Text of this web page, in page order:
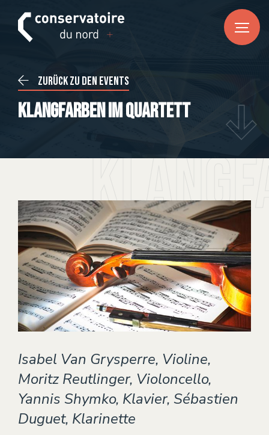
News
CONSERVATOIRE DU NORD
KURSE
Musik
Tanz
Theater
VERANSTALTUNGEN
KONTAKT
DE EN
Zurück zu den Events
Klangfarben im Quartett
Isabel Van Grysperre, Violine,
Moritz Reutlinger, Violoncello,
Yannis Shymko, Klavier, Sébastien
Duguet, Klarinette